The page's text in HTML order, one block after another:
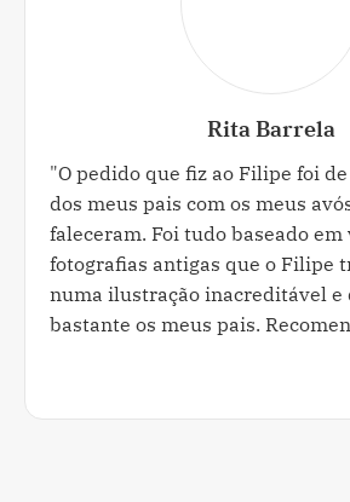
Rita Barrela
"O pedido que fiz ao Filipe foi
dos meus pais com os meus
faleceram. Foi tudo baseado em
fotografias antigas que o Filipe
numa ilustração inacreditável e
bastante os meus pais.